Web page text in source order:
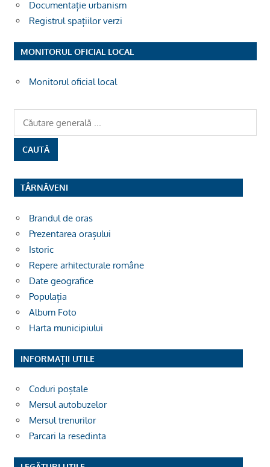
Documentație urbanism
Registrul spațiilor verzi
MONITORUL OFICIAL LOCAL
Monitorul oficial local
TÂRNĂVENI
Brandul de oras
Prezentarea orașului
Istoric
Repere arhitecturale române
Date geografice
Populația
Album Foto
Harta municipiului
INFORMAȚII UTILE
Coduri poștale
Mersul autobuzelor
Mersul trenurilor
Parcari la resedinta